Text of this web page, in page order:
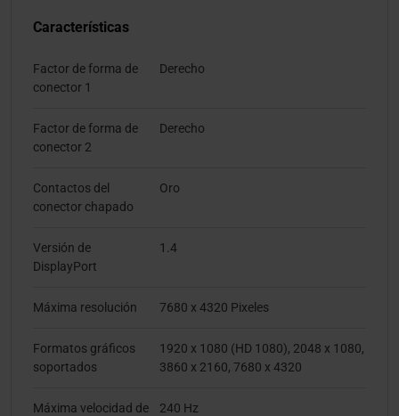
Características
Factor de forma de
conector 1
Derecho
Factor de forma de
conector 2
Derecho
Contactos del
conector chapado
Oro
Versión de
DisplayPort
1.4
Máxima resolución 7680 x 4320 Pixeles
Formatos gráficos
soportados
1920 x 1080 (HD 1080), 2048 x 1080,
3860 x 2160, 7680 x 4320
Máxima velocidad de
240 Hz